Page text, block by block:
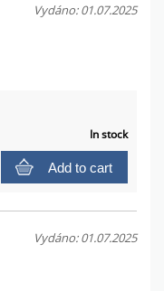
Vydáno: 01.07.2025
In stock
Add to cart
Vydáno: 01.07.2025